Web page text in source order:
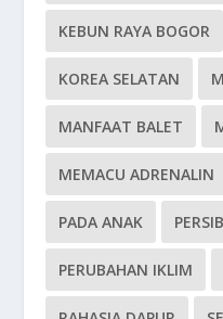
KEBUN RAYA BOGOR
KOREA SELATAN
MANFAAT BALET
MEMACU ADRENALIN
PADA ANAK
PERUBAHAN IKLIM